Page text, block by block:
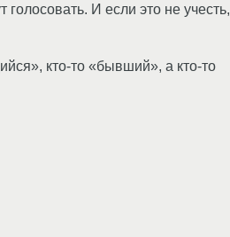
И если это не учесть,
кто-то «бывший», а кто-то